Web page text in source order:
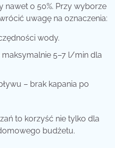
nawet o 50%. Przy wyborze
uwagę na oznaczenia:
wody.
maksymalnie 5–7 l/min dla
– brak kapania po
to korzyść nie tylko dla
budżetu.